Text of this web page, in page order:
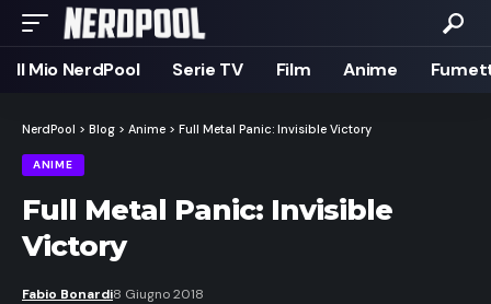
Il Mio NerdPool Serie TV Film Anime
NerdPool > Blog > Anime > Full Metal Panic: Invisible Victory
ANIME
Full Metal Panic: Invisible
Victory
Fabio Bonardi8 Giugno 2018